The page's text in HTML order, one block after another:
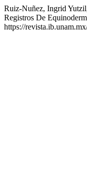
Ruiz-Nuñez, Ingrid
Registros De
https://